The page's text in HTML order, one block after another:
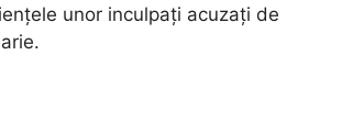
unor inculpați acuzați de